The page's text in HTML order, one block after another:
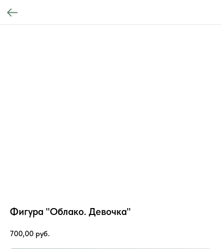
Фигура "Облако. Девочка"
700,00 руб.